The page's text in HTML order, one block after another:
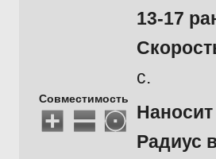
Совместимость
13-17
с.
Радиус